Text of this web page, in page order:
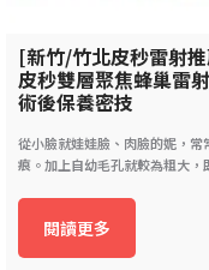
[新竹/竹北皮秒雷射
皮秒雙層聚焦蜂巢雷
術後保養密技
從小臉就娃娃臉、肉臉的妮，
痕。加上自幼毛孔就較為粗大，
閱讀更多